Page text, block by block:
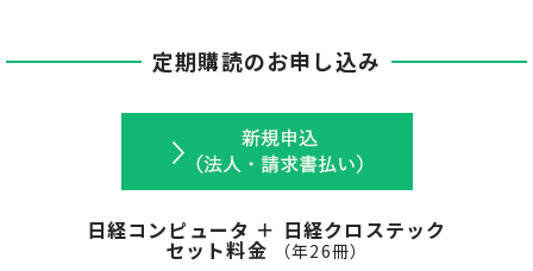
定期購読のお申し込み
日経コンピュータ ＋ 日経クロステック
セット料金 （年26冊）